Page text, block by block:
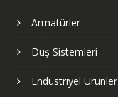
Armatürler
Duş Sistemleri
Endüstriyel Ürünler